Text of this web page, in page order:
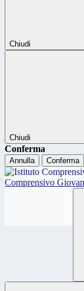
Chiudi
Chiudi
Conferma
Annulla Conferma
Comprensivo